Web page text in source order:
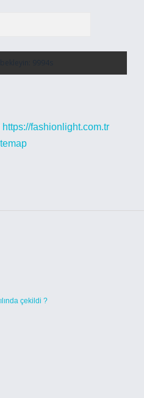
https://fashionlight.com.tr
çekildi ?